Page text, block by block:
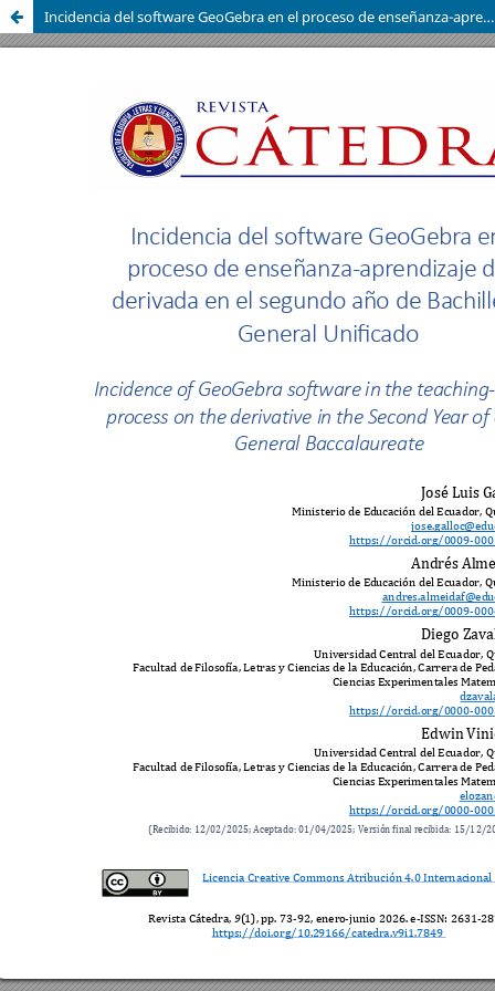
Incidencia del software GeoGebra en el proceso de enseñanza-aprendizaje de la derivada en el segundo año de Bachillerato General Unificado